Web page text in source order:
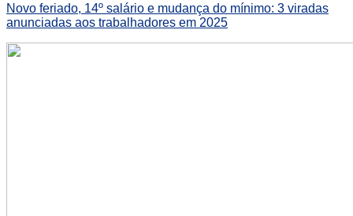
Novo feriado, 14º salário e mudança do mínimo: 3 viradas
anunciadas aos trabalhadores em 2025